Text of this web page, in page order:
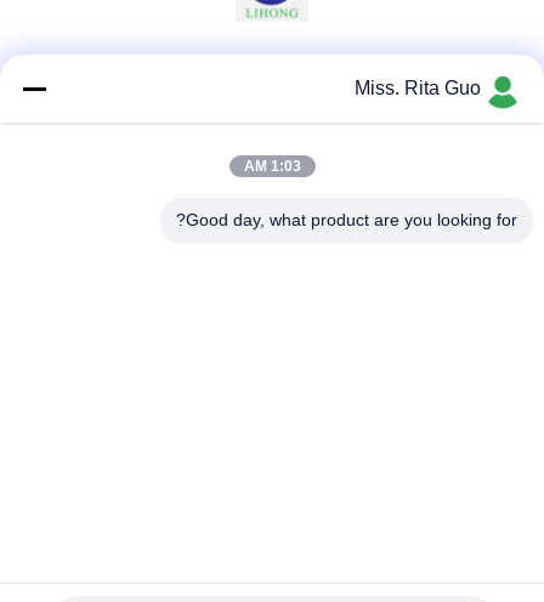
وسائل التواصل الاجتماعيMiss. Rita Guo
1:03 AM
Good day, what product are you looking for?